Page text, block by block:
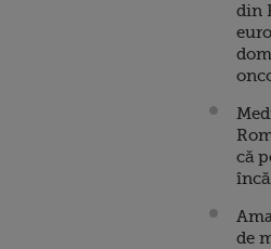
din
că
de